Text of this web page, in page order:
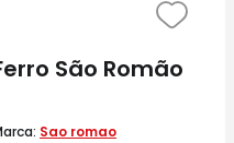
São Romão
Sao romao